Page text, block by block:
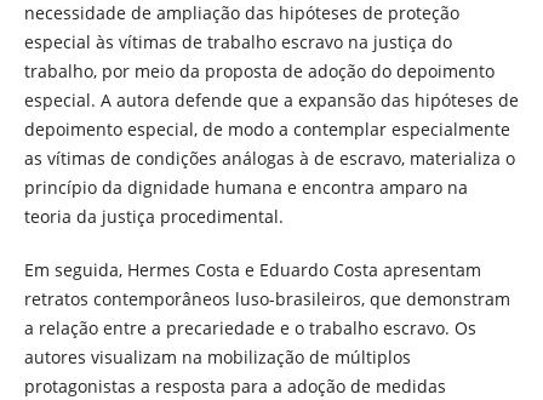
necessidade de ampliação das hipóteses de proteção
especial às vítimas de trabalho escravo na justiça do
trabalho, por meio da proposta de adoção do depoimento
especial. A autora defende que a expansão das hipóteses de
depoimento especial, de modo a contemplar especialmente
as vítimas de condições análogas à de escravo, materializa o
princípio da dignidade humana e encontra amparo na
teoria da justiça procedimental.
Em seguida, Hermes Costa e Eduardo Costa apresentam
retratos contemporâneos luso-brasileiros, que demonstram
a relação entre a precariedade e o trabalho escravo. Os
autores visualizam na mobilização de múltiplos
protagonistas a resposta para a adoção de medidas